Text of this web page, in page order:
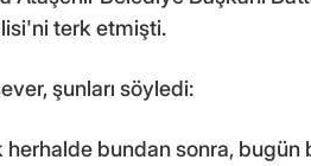
terk etmişti.
şunları söyledi:
herhalde bundan sonra, bugün